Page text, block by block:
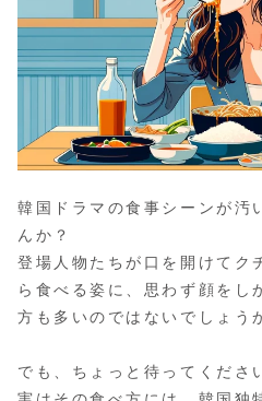
韓国ドラマの食事シーンが汚
んか？
登場人物たちが口を開けてク
ら食べる姿に、思わず顔をし
方も多いのではないでしょう
でも、ちょっと待ってくださ